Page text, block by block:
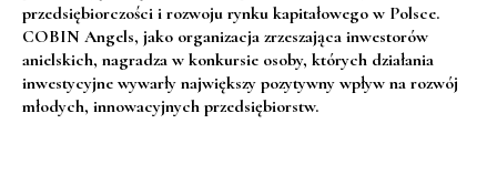
przedsiębiorczości i rozwoju rynku kapitałowego w Polsce.
COBIN Angels, jako organizacja zrzeszająca inwestorów
anielskich, nagradza w konkursie osoby, których działania
inwestycyjne wywarły największy pozytywny wpływ na rozwój
młodych, innowacyjnych przedsiębiorstw.